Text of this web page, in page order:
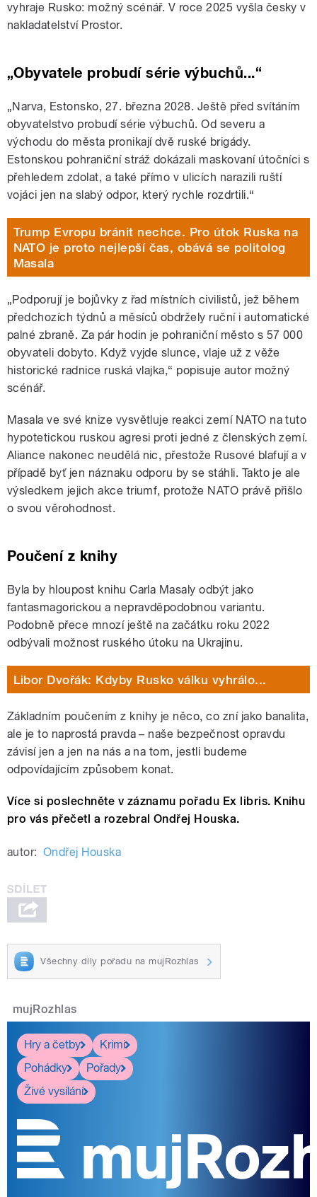
vyhraje Rusko: možný scénář. V roce 2025 vyšla česky v
nakladatelství Prostor.
„Obyvatele probudí série výbuchů...“
„Narva, Estonsko, 27. března 2028. Ještě před svítáním
obyvatelstvo probudí série výbuchů. Od severu a
východu do města pronikají dvě ruské brigády.
Estonskou pohraniční stráž dokázali maskovaní útočníci s
přehledem zdolat, a také přímo v ulicích narazili ruští
vojáci jen na slabý odpor, který rychle rozdrtili.“
Trump Evropu bránit nechce. Pro útok Ruska na
NATO je proto nejlepší čas, obává se politolog
Masala
„Podporují je bojůvky z řad místních civilistů, jež během
předchozích týdnů a měsíců obdržely ruční i automatické
palné zbraně. Za pár hodin je pohraniční město s 57 000
obyvateli dobyto. Když vyjde slunce, vlaje už z věže
historické radnice ruská vlajka,“ popisuje autor možný
scénář.
Masala ve své knize vysvětluje reakci zemí NATO na tuto
hypotetickou ruskou agresi proti jedné z členských zemí.
Aliance nakonec neudělá nic, přestože Rusové blafují a v
případě byť jen náznaku odporu by se stáhli. Takto je ale
výsledkem jejich akce triumf, protože NATO právě přišlo
o svou věrohodnost.
Poučení z knihy
Byla by hloupost knihu Carla Masaly odbýt jako
fantasmagorickou a nepravděpodobnou variantu.
Podobně přece mnozí ještě na začátku roku 2022
odbývali možnost ruského útoku na Ukrajinu.
Libor Dvořák: Kdyby Rusko válku vyhrálo...
Základním poučením z knihy je něco, co zní jako banalita,
ale je to naprostá pravda – naše bezpečnost opravdu
závisí jen a jen na nás a na tom, jestli budeme
odpovídajícím způsobem konat.
Více si poslechněte v záznamu pořadu Ex libris. Knihu
pro vás přečetl a rozebral Ondřej Houska.
autor: Ondřej Houska
Všechny díly pořadu na mujRozhlas
mujRozhlas
Hry a četby
Krimi
Pohádky
Pořady
Živé vysílání